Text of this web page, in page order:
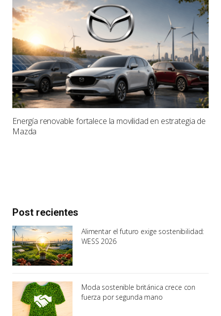
Energía renovable fortalece la movilidad en estrategia de
Mazda
Post recientes
Alimentar el futuro exige sostenibilidad:
WESS 2026
Moda sostenible británica crece con
fuerza por segunda mano